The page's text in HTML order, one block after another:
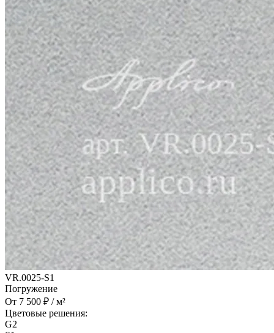
VR.0025-S1
Погружение
От 7 500 ₽ / м²
Цветовые решения:
G2